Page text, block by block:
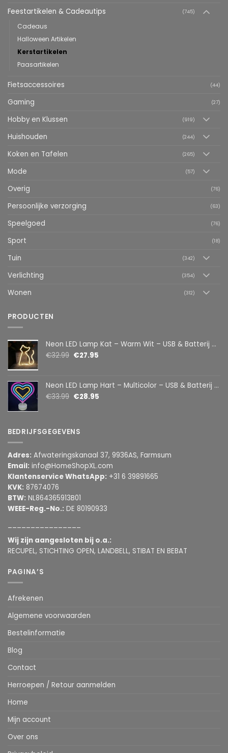
Feestartikelen & Cadeautips (745)
Cadeaus
Halloween Artikelen
Kerstartikelen
Paasartikelen
Fietsaccessoires (44)
Gaming (27)
Hobby en Klussen (919)
Huishouden (244)
Koken en Tafelen (265)
Mode (57)
Overig (76)
Persoonlijke verzorging (63)
Speelgoed (76)
Sport (18)
Tuin (342)
Verlichting (354)
Wonen (312)
PRODUCTEN
Neon LED Lamp Kat – Warm Wit – USB & Batterij – Decoratieve Tafellamp voor Kinderkamer – 28,5 x 24,5 cm
€32.99 €27.95
Neon LED Lamp Hart – Multicolor – USB & Batterij – Hartvormige Sfeerlamp – Kinderkamer & Slaapkamer – 25,2 x 23 cm
€33.99 €28.95
BEDRIJFSGEGEVENS
Adres: Afwateringskanaal 37, 9936AS, Farmsum
Email: info@HomeShopXL.com
Klantenservice WhatsApp: +31 6 39891665
KVK: 87674076
BTW: NL864365913B01
WEEE-Reg.-No.: DE 80190933
Wij zijn aangesloten bij o.a.:
RECUPEL, STICHTING OPEN, LANDBELL, STIBAT EN BEBAT
PAGINA’S
Afrekenen
Algemene voorwaarden
Bestelinformatie
Blog
Contact
Herroepen / Retour aanmelden
Home
Mijn account
Over ons